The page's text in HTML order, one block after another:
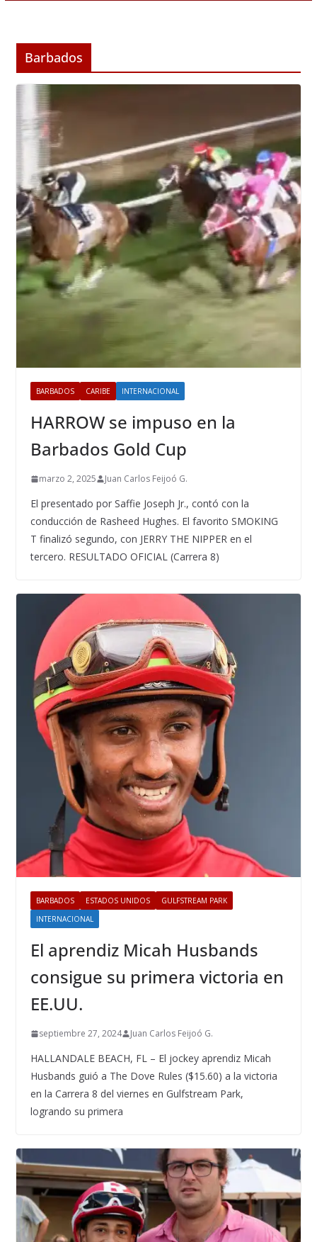
Barbados
BARBADOS CARIBE INTERNACIONAL
HARROW se impuso en la
Barbados Gold Cup
marzo 2, 2025 Juan Carlos Feijoó G.
El presentado por Saffie Joseph Jr., contó con la
conducción de Rasheed Hughes. El favorito SMOKING
T finalizó segundo, con JERRY THE NIPPER en el
tercero. RESULTADO OFICIAL (Carrera 8)
BARBADOS ESTADOS UNIDOS
GULFSTREAM PARK
INTERNACIONAL
El aprendiz Micah Husbands
consigue su primera victoria en
EE.UU.
septiembre 27, 2024 Juan Carlos Feijoó G.
HALLANDALE BEACH, FL – El jockey aprendiz Micah
Husbands guió a The Dove Rules ($15.60) a la victoria
en la Carrera 8 del viernes en Gulfstream Park,
logrando su primera